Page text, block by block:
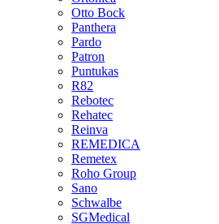
Otto Bock
Panthera
Pardo
Patron
Puntukas
R82
Rebotec
Rehatec
Reinva
REMEDICA
Remetex
Roho Group
Sano
Schwalbe
SGMedical